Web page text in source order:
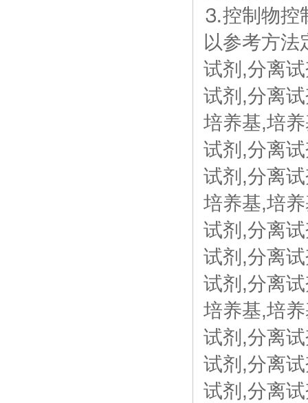
⒊控制物控
以参考方
试剂,分离
试剂,分离
培养基,培
试剂,分离
试剂,分离
培养基,培
试剂,分离
试剂,分离
试剂,分离
培养基,培
试剂,分离
试剂,分离
试剂,分离